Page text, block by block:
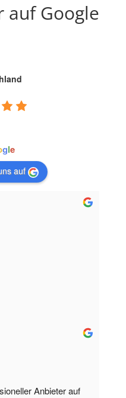
auf Google
gle
auf
Anbieter auf